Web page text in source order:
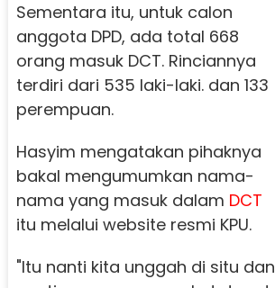
Sementara itu, untuk calon
anggota DPD, ada total 668
orang masuk DCT. Rinciannya
terdiri dari 535 laki-laki. dan 133
perempuan.
Hasyim mengatakan pihaknya
bakal mengumumkan nama-
nama yang masuk dalam DCT
itu melalui website resmi KPU.
"Itu nanti kita unggah di situ dan